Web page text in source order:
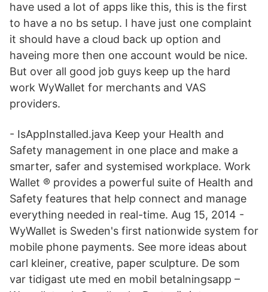
have used a lot of apps like this, this is the first
to have a no bs setup. I have just one complaint
it should have a cloud back up option and
haveing more then one account would be nice.
But over all good job guys keep up the hard
work WyWallet for merchants and VAS
providers.
- IsAppInstalled.java Keep your Health and
Safety management in one place and make a
smarter, safer and systemised workplace. Work
Wallet ® provides a powerful suite of Health and
Safety features that help connect and manage
everything needed in real-time. Aug 15, 2014 -
WyWallet is Sweden's first nationwide system for
mobile phone payments. See more ideas about
carl kleiner, creative, paper sculpture. De som
var tidigast ute med en mobil betalningsapp –